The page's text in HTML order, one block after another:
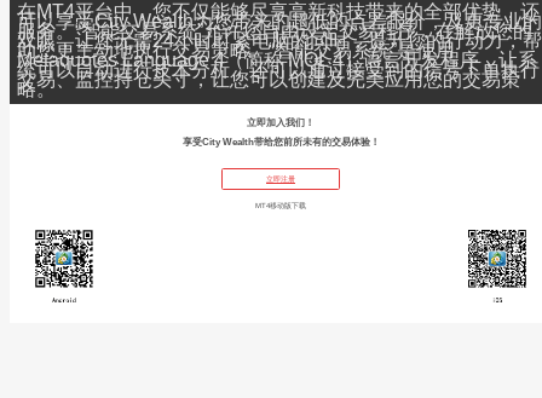
在MT4平台中，您不仅能够尽享高新科技带来的全部优势，还
可以享受City Wealth为您带来的超低的点差报价，及更专业的
服务。“智能交易系统”允许您自由设定交易程序，在解放您的
双眼，让您无需24小时盯紧电脑的同时，提升您的行动力，帮
助您更主动地执行交易策略。“智能交易系统”是使用
Metaquotes Language 4（简称 MQL 4）语言开发程序，让系
统可以自动进行技术分析，还可以通过接受到的信号下单执行
交易、监控持仓头寸，让您可以创建及完美应用您的交易策
略。
立即加入我们！
享受City Wealth带给您前所未有的交易体验！
立即注册
MT4移动版下载